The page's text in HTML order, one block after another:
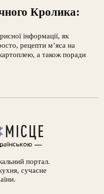
Кролика:
інформації, як
рецепти м’яса на
а також поради
портал.
сучасне